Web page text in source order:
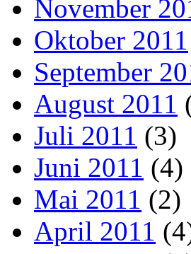
November
Oktober 2011
September
August 2011
Juli 2011 (3)
Juni 2011 (4)
Mai 2011 (2)
April 2011